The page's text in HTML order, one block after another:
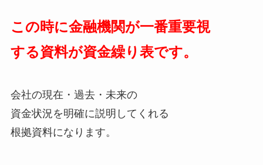
この時に金融機関が一番重要視
する資料が資金繰り表です。
会社の現在・過去・未来の
資金状況を明確に説明してくれる
根拠資料になります。